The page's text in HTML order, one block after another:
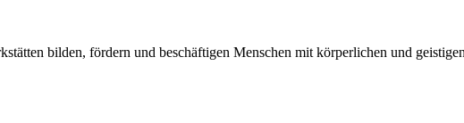
bilden, fördern und beschäftigen Menschen mit körperlichen und